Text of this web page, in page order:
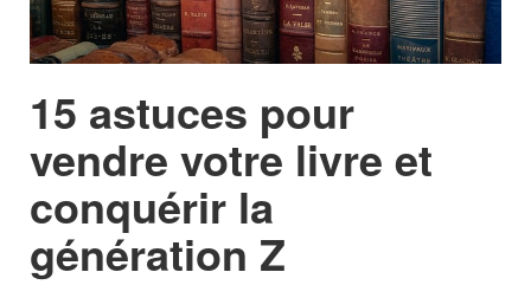
15 astuces pour
vendre votre livre et
conquérir la
génération Z